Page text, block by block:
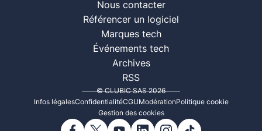
Nous contacter
Référencer un logiciel
Marques tech
Événements tech
Archives
RSS
© CLUBIC SAS 2026
Infos légalesConfidentialitéCGUModérationPolitique cookie
Gestion des cookies